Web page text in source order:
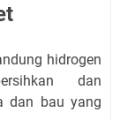
hidrogen
dan
dan bau yang